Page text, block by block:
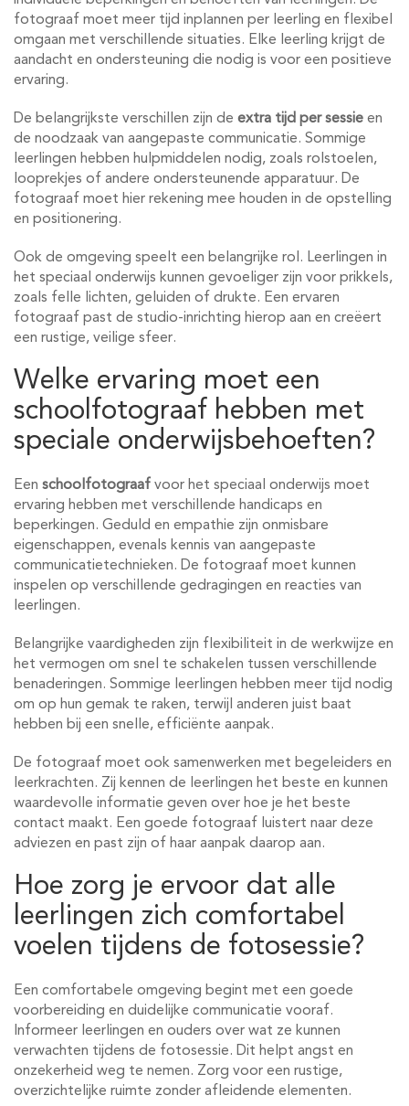
fotograaf moet meer tijd inplannen per leerling en flexibel
omgaan met verschillende situaties. Elke leerling krijgt de
aandacht en ondersteuning die nodig is voor een positieve
ervaring.
De belangrijkste verschillen zijn de extra tijd per sessie en
de noodzaak van aangepaste communicatie. Sommige
leerlingen hebben hulpmiddelen nodig, zoals rolstoelen,
looprekjes of andere ondersteunende apparatuur. De
fotograaf moet hier rekening mee houden in de opstelling
en positionering.
Ook de omgeving speelt een belangrijke rol. Leerlingen in
het speciaal onderwijs kunnen gevoeliger zijn voor prikkels,
zoals felle lichten, geluiden of drukte. Een ervaren
fotograaf past de studio-inrichting hierop aan en creëert
een rustige, veilige sfeer.
Welke ervaring moet een
schoolfotograaf hebben met
speciale onderwijsbehoeften?
Een schoolfotograaf voor het speciaal onderwijs moet
ervaring hebben met verschillende handicaps en
beperkingen. Geduld en empathie zijn onmisbare
eigenschappen, evenals kennis van aangepaste
communicatietechnieken. De fotograaf moet kunnen
inspelen op verschillende gedragingen en reacties van
leerlingen.
Belangrijke vaardigheden zijn flexibiliteit in de werkwijze en
het vermogen om snel te schakelen tussen verschillende
benaderingen. Sommige leerlingen hebben meer tijd nodig
om op hun gemak te raken, terwijl anderen juist baat
hebben bij een snelle, efficiënte aanpak.
De fotograaf moet ook samenwerken met begeleiders en
leerkrachten. Zij kennen de leerlingen het beste en kunnen
waardevolle informatie geven over hoe je het beste
contact maakt. Een goede fotograaf luistert naar deze
adviezen en past zijn of haar aanpak daarop aan.
Hoe zorg je ervoor dat alle
leerlingen zich comfortabel
voelen tijdens de fotosessie?
Een comfortabele omgeving begint met een goede
voorbereiding en duidelijke communicatie vooraf.
Informeer leerlingen en ouders over wat ze kunnen
verwachten tijdens de fotosessie. Dit helpt angst en
onzekerheid weg te nemen. Zorg voor een rustige,
overzichtelijke ruimte zonder afleidende elementen.